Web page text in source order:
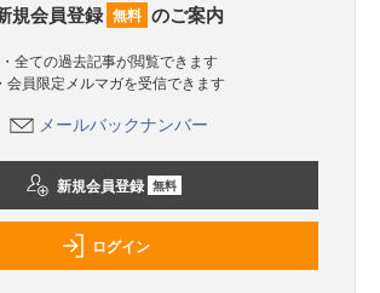
規会員登録 無料 のご案内
・全ての過去記事が閲覧できます
・会員限定メルマガを受信できます
メールバックナンバー
新規会員登録 無料
ログイン